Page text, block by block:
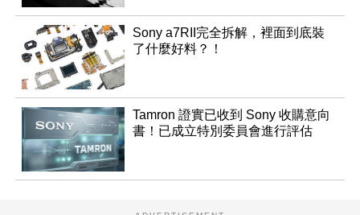
Sony a7RII完全拆解，裡面到底裝
了什麼好料？！
Tamron 證實已收到 Sony 收購意向
書！已成立特別委員會進行評估